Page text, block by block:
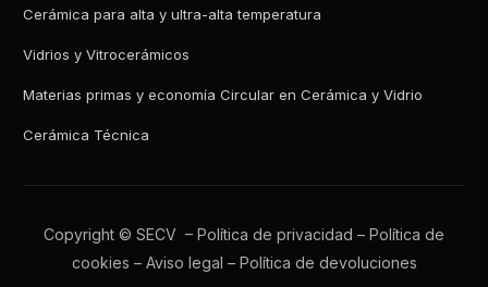
Cerámica para alta y ultra-alta temperatura
Vidrios y Vitrocerámicos
Materias primas y economía Circular en Cerámica y Vidrio
Cerámica Técnica
Copyright © SECV – Política de privacidad – Política de
cookies – Aviso legal – Política de devoluciones